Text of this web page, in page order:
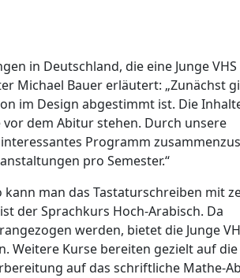
in Deutschland, die eine Junge VHS
Michael Bauer erläutert: „Zunächst
im Design abgestimmt ist. Die
dem Abitur stehen. Durch unsere
Programm
pro Semester.“
man das Tastaturschreiben mit
der Sprachkurs Hoch-Arabisch. Da
werden, bietet die Junge
Weitere Kurse bereiten gezielt auf die
auf das schriftliche Mathe-